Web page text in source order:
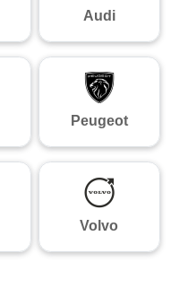
Audi
Peugeot
Volvo